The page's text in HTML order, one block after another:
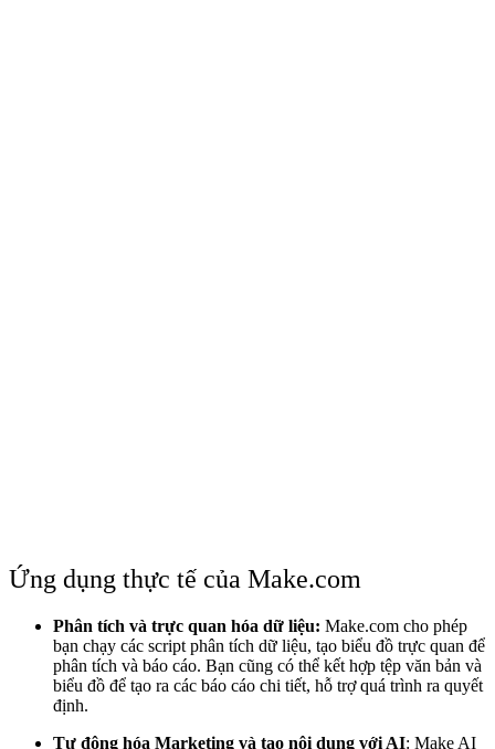
Ứng dụng thực tế của Make.com
Phân tích và trực quan hóa dữ liệu: Make.com cho phép
bạn chạy các script phân tích dữ liệu, tạo biểu đồ trực quan để
phân tích và báo cáo. Bạn cũng có thể kết hợp tệp văn bản và
biểu đồ để tạo ra các báo cáo chi tiết, hỗ trợ quá trình ra quyết
định.
Tự động hóa Marketing và tạo nội dung với AI: Make AI